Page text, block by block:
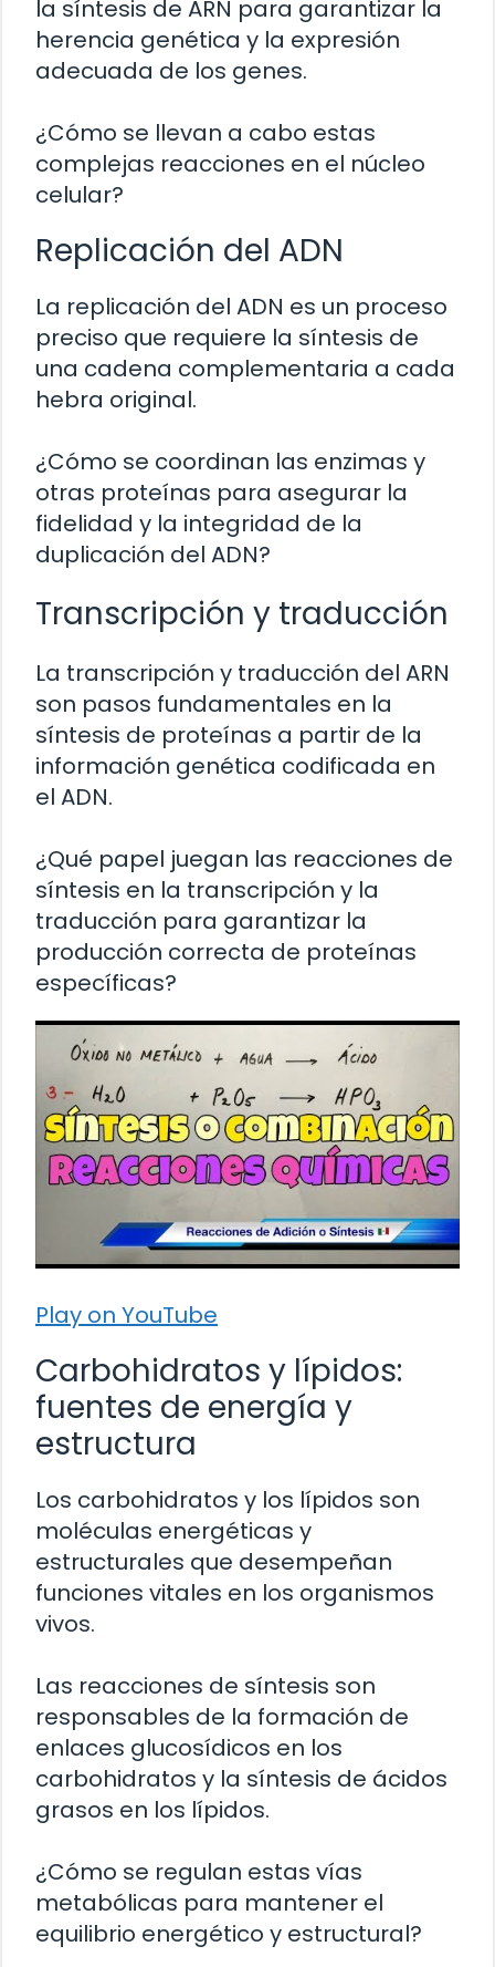
la síntesis de ARN para garantizar la
herencia genética y la expresión
adecuada de los genes.
¿Cómo se llevan a cabo estas
complejas reacciones en el núcleo
celular?
Replicación del ADN
La replicación del ADN es un proceso
preciso que requiere la síntesis de
una cadena complementaria a cada
hebra original.
¿Cómo se coordinan las enzimas y
otras proteínas para asegurar la
fidelidad y la integridad de la
duplicación del ADN?
Transcripción y traducción
La transcripción y traducción del ARN
son pasos fundamentales en la
síntesis de proteínas a partir de la
información genética codificada en
el ADN.
¿Qué papel juegan las reacciones de
síntesis en la transcripción y la
traducción para garantizar la
producción correcta de proteínas
específicas?
Play on YouTube
Carbohidratos y lípidos:
fuentes de energía y
estructura
Los carbohidratos y los lípidos son
moléculas energéticas y
estructurales que desempeñan
funciones vitales en los organismos
vivos.
Las reacciones de síntesis son
responsables de la formación de
enlaces glucosídicos en los
carbohidratos y la síntesis de ácidos
grasos en los lípidos.
¿Cómo se regulan estas vías
metabólicas para mantener el
equilibrio energético y estructural?